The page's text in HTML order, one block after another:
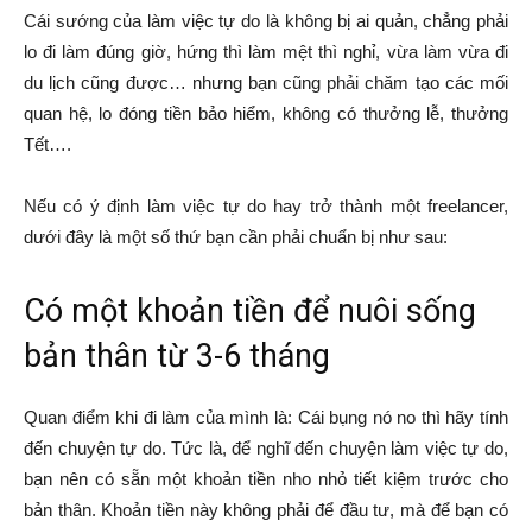
Cái sướng của làm việc tự do là không bị ai quản, chẳng phải
lo đi làm đúng giờ, hứng thì làm mệt thì nghỉ, vừa làm vừa đi
du lịch cũng được… nhưng bạn cũng phải chăm tạo các mối
quan hệ, lo đóng tiền bảo hiểm, không có thưởng lễ, thưởng
Tết….
Nếu có ý định làm việc tự do hay trở thành một freelancer,
dưới đây là một số thứ bạn cần phải chuẩn bị như sau:
Có một khoản tiền để nuôi sống
bản thân từ 3-6 tháng
Quan điểm khi đi làm của mình là: Cái bụng nó no thì hãy tính
đến chuyện tự do. Tức là, để nghĩ đến chuyện làm việc tự do,
bạn nên có sẵn một khoản tiền nho nhỏ tiết kiệm trước cho
bản thân. Khoản tiền này không phải để đầu tư, mà để bạn có